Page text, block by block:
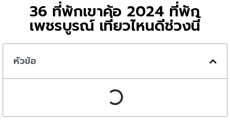
36 ที่พักเขาค้อ 2024 ที่พัก
เพชรบูรณ์ เที่ยวไหนดีช่วงนี้
หัวข้อ